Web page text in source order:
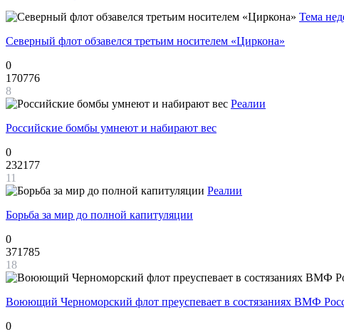
Тема
Северный флот обзавелся третьим носителем «Циркона»
0
170776
8
Реалии
Российские бомбы умнеют и набирают вес
0
232177
11
Реалии
Борьба за мир до полной капитуляции
0
371785
18
Воюющий Черноморский флот преуспевает в состязаниях ВМФ
0